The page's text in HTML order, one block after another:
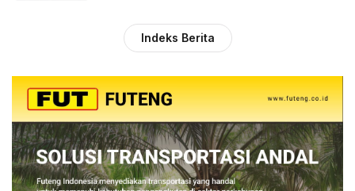
Indeks Berita